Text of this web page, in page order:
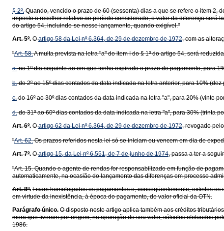
§ 2º.Quando, vencido o prazo de 60 (sessenta) dias a que se refere o item 2,
imposto a recolher relativo ao período considerado, o valor da diferença será
do artigo 54, incluindo-se nesse lançamento, quando exigível."
Art. 5º. Oartigo 58 da Lei nº 6.364, de 29 de dezembro de 1972, com as
"Art. 58.A multa prevista na letra "a" do item I do § 1º do artigo 54, será
a.no 1º dia seguinte ao em que tenha expirado o prazo de pagamento, para
b.do 2º ao 15º dias contados da data indicada na letra anterior, para 10%
c.do 16º ao 30º dias contados da data indicada na letra "a", para 20% (vinte
d.do 31º ao 60º dias contados da data indicada na letra "a", para 30% (trinta
Art. 6º. Oartigo 62 da Lei nº 6.364, de 29 de dezembro de 1972, revogado
"Art. 62.Os prazos referidos nesta lei só se iniciam ou vencem em dia de
Art. 7º. Oartigo 15, da Lei nº 6.551, de 7 de junho de 1974, passa a ter a
"Art. 15. Quando o agente de rendas for responsabilizado em função de
automaticamente, na ocasião do lançamento das diferenças em processo
Art. 8º. Ficam homologados os pagamentos e, conseqüentemente, extintos
em virtude da inexistência, à época do pagamento, do valor oficial da OTN.
Parágrafo único. O disposto neste artigo aplica também aos créditos
mora que tiveram por origem, na apuração do seu valor, cálculos efetuados
1986.